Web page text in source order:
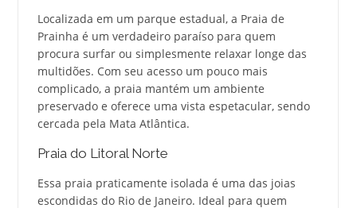
Localizada em um parque estadual, a Praia de
Prainha é um verdadeiro paraíso para quem
procura surfar ou simplesmente relaxar longe das
multidões. Com seu acesso um pouco mais
complicado, a praia mantém um ambiente
preservado e oferece uma vista espetacular, sendo
cercada pela Mata Atlântica.
Praia do Litoral Norte
Essa praia praticamente isolada é uma das joias
escondidas do Rio de Janeiro. Ideal para quem